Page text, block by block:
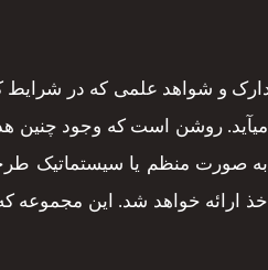
و شواهد علمی که در شرایط
روشن است که وجود چنین
که به صورت منظم یا سیستماتیک